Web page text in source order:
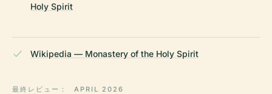
Holy Spirit
Wikipedia — Monastery of the Holy Spirit
最終レビュー： APRIL 2026